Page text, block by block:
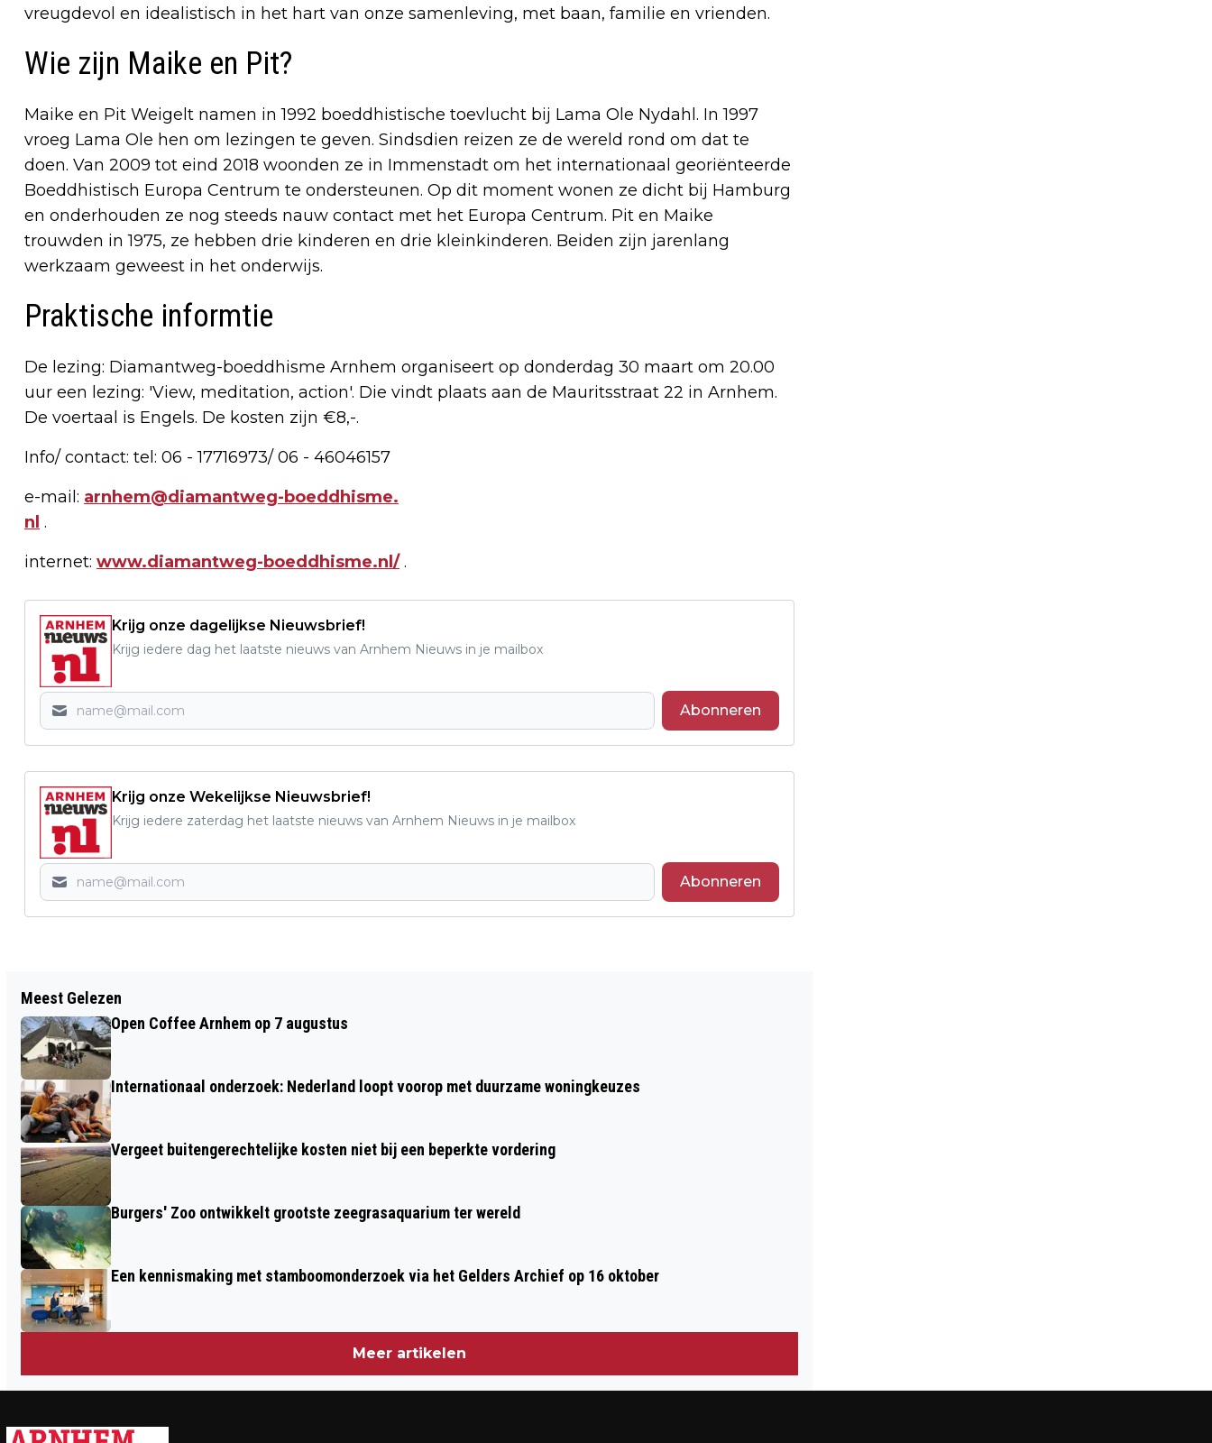
vreugdevol en idealistisch in het hart van onze samenleving, met baan, familie en vrienden.
Wie zijn Maike en Pit?
Maike en Pit Weigelt namen in 1992 boeddhistische toevlucht bij Lama Ole Nydahl. In 1997
vroeg Lama Ole hen om lezingen te geven. Sindsdien reizen ze de wereld rond om dat te
doen. Van 2009 tot eind 2018 woonden ze in Immenstadt om het internationaal georiënteerde
Boeddhistisch Europa Centrum te ondersteunen. Op dit moment wonen ze dicht bij Hamburg
en onderhouden ze nog steeds nauw contact met het Europa Centrum. Pit en Maike
trouwden in 1975, ze hebben drie kinderen en drie kleinkinderen. Beiden zijn jarenlang
werkzaam geweest in het onderwijs.
Praktische informtie
De lezing: Diamantweg-boeddhisme Arnhem organiseert op donderdag 30 maart om 20.00
uur een lezing: 'View, meditation, action'. Die vindt plaats aan de Mauritsstraat 22 in Arnhem.
De voertaal is Engels. De kosten zijn €8,-.
Info/ contact: tel: 06 - 17716973/ 06 - 46046157
e-mail: arnhem@diamantweg-boeddhisme.
nl .
internet: www.diamantweg-boeddhisme.nl/.
Krijg onze dagelijkse Nieuwsbrief!
Krijg iedere dag het laatste nieuws van Arnhem Nieuws in je mailbox
Abonneren
Krijg onze Wekelijkse Nieuwsbrief!
Krijg iedere zaterdag het laatste nieuws van Arnhem Nieuws in je mailbox
Abonneren
10.000 STAPPEN: ZINVOL OF ONZIN?
Meest Gelezen
Open Coffee Arnhem op 7 augustus
Internationaal onderzoek: Nederland loopt voorop met duurzame woningkeuzes
Vergeet buitengerechtelijke kosten niet bij een beperkte vordering
Burgers' Zoo ontwikkelt grootste zeegrasaquarium ter wereld
Een kennismaking met stamboomonderzoek via het Gelders Archief op 16 oktober
Meer artikelen